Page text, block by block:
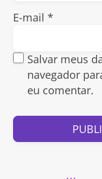
E-mail*
Salvar meus
navegador
eu comentar.